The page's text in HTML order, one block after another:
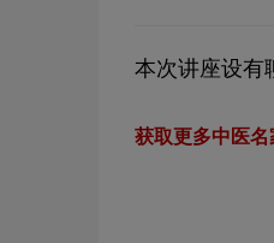
本次讲座设有
获取更多中医